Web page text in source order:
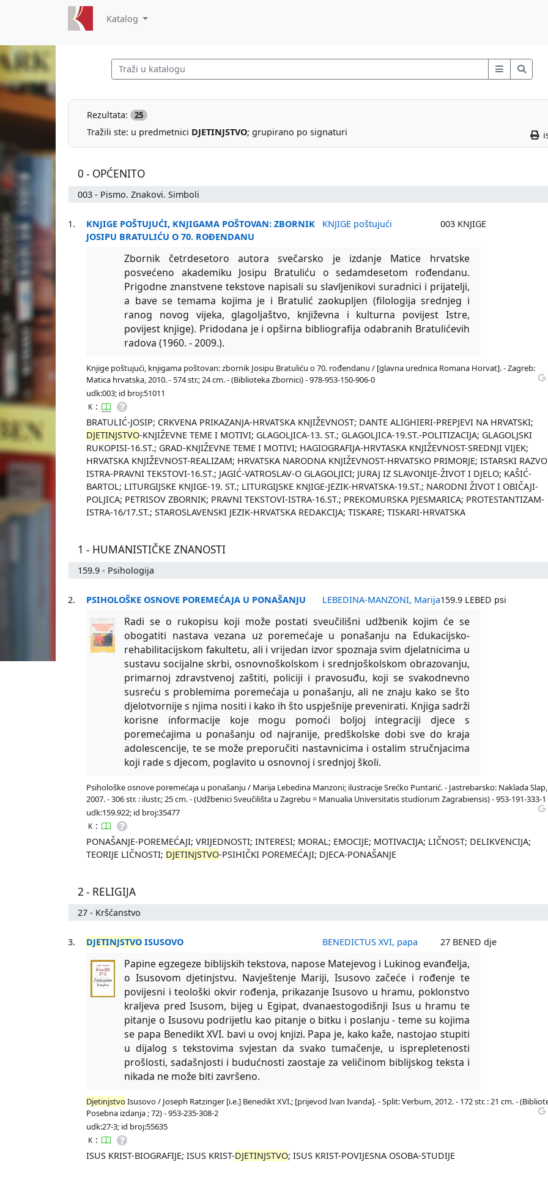
Katalog
Rezultata: 25
Tražili ste: u predmetnici DJETINJSTVO; grupirano po signaturi
0 - OPĆENITO
003 - Pismo. Znakovi. Simboli
1.
KNJIGE POŠTUJUĆI, KNJIGAMA POŠTOVAN: ZBORNIK
JOSIPU BRATULIĆU O 70. ROĐENDANU
KNJIGE poštujući 003 KNJIGE
Zbornik četrdesetoro autora svečarsko je izdanje Matice hrvatske
posvećeno akademiku Josipu Bratuliću o sedamdesetom rođendanu.
Prigodne znanstvene tekstove napisali su slavljenikovi suradnici i prijatelji,
a bave se temama kojima je i Bratulić zaokupljen (filologija srednjeg i
ranog novog vijeka, glagoljaštvo, književna i kulturna povijest Istre,
povijest knjige). Pridodana je i opširna bibliografija odabranih Bratulićevih
radova (1960. - 2009.).
Knjige poštujući, knjigama poštovan: zbornik Josipu Bratuliću o 70. rođendanu / [glavna urednica Romana Horvat]. - Zagreb:
Matica hrvatska, 2010. - 574 str.; 24 cm. - (Biblioteka Zbornici) - 978-953-150-906-0
udk:003; id broj:51011
K :
BRATULIĆ-JOSIP; CRKVENA PRIKAZANJA-HRVATSKA KNJIŽEVNOST; DANTE ALIGHIERI-PREPJEVI NA HRVATSKI;
DJETINJSTVO-KNJIŽEVNE TEME I MOTIVI; GLAGOLJICA-13. ST.; GLAGOLJICA-19.ST.-POLITIZACIJA; GLAGOLJSKI
RUKOPISI-16.ST.; GRAD-KNJIŽEVNE TEME I MOTIVI; HAGIOGRAFIJA-HRVTASKA KNJIŽEVNOST-SREDNJI VIJEK;
HRVATSKA KNJIŽEVNOST-REALIZAM; HRVATSKA NARODNA KNJIŽEVNOST-HRVATSKO PRIMORJE; ISTARSKI
ISTRA-PRAVNI TEKSTOVI-16.ST.; JAGIĆ-VATROSLAV-O GLAGOLJICI; JURAJ IZ SLAVONIJE-ŽIVOT I DJELO; KAŠIĆ-
BARTOL; LITURGIJSKE KNJIGE-19. ST.; LITURGIJSKE KNJIGE-JEZIK-HRVATSKA-19.ST.; NARODNI ŽIVOT I OBIČAJI-
POLJICA; PETRISOV ZBORNIK; PRAVNI TEKSTOVI-ISTRA-16.ST.; PREKOMURSKA PJESMARICA; PROTESTANTIZAM-
ISTRA-16/17.ST.; STAROSLAVENSKI JEZIK-HRVATSKA REDAKCIJA; TISKARE; TISKARI-HRVATSKA
1 - HUMANISTIČKE ZNANOSTI
159.9 - Psihologija
2. PSIHOLOŠKE OSNOVE POREMEĆAJA U PONAŠANJU LEBEDINA-MANZONI, Marija159.9 LEBED psi
Radi se o rukopisu koji može postati sveučilišni udžbenik kojim će se
obogatiti nastava vezana uz poremećaje u ponašanju na Edukacijsko-
rehabilitacijskom fakultetu, ali i vrijedan izvor spoznaja svim djelatnicima u
sustavu socijalne skrbi, osnovnoškolskom i srednjoškolskom obrazovanju,
primarnoj zdravstvenoj zaštiti, policiji i pravosuđu, koji se svakodnevno
susreću s problemima poremećaja u ponašanju, ali ne znaju kako se što
djelotvornije s njima nositi i kako ih što uspješnije prevenirati. Knjiga sadrži
korisne informacije koje mogu pomoći boljoj integraciji djece s
poremećajima u ponašanju od najranije, predškolske dobi sve do kraja
adolescencije, te se može preporučiti nastavnicima i ostalim stručnjacima
koji rade s djecom, poglavito u osnovnoj i srednjoj školi.
Psihološke osnove poremećaja u ponašanju / Marija Lebedina Manzoni; ilustracije Srećko Puntarić. - Jastrebarsko: Naklada Slap,
2007. - 306 str. : ilustr.; 25 cm. - (Udžbenici Sveučilišta u Zagrebu = Manualia Universitatis studiorum Zagrabiensis) - 953-191-333-1
udk:159.922; id broj:35477
K :
PONAŠANJE-POREMEĆAJI; VRIJEDNOSTI; INTERESI; MORAL; EMOCIJE; MOTIVACIJA; LIČNOST; DELIKVENCIJA;
TEORIJE LIČNOSTI; DJETINJSTVO-PSIHIČKI POREMEĆAJI; DJECA-PONAŠANJE
2 - RELIGIJA
27 - Kršćanstvo
3. DJETINJSTVO ISUSOVO BENEDICTUS XVI, papa 27 BENED dje
Papine egzegeze biblijskih tekstova, napose Matejevog i Lukinog evanđelja,
o Isusovom djetinjstvu. Navještenje Mariji, Isusovo začeće i rođenje te
povijesni i teološki okvir rođenja, prikazanje Isusovo u hramu, poklonstvo
kraljeva pred Isusom, bijeg u Egipat, dvanaestogodišnji Isus u hramu te
pitanje o Isusovu podrijetlu kao pitanje o bitku i poslanju - teme su kojima
se papa Benedikt XVI. bavi u ovoj knjizi. Papa je, kako kaže, nastojao stupiti
u dijalog s tekstovima svjestan da svako tumačenje, u isprepletenosti
prošlosti, sadašnjosti i budućnosti zaostaje za veličinom biblijskog teksta i
nikada ne može biti završeno.
DjetinjstvoIsusovo / Joseph Ratzinger [i.e.] Benedikt XVI.; [prijevod Ivan Ivanda]. - Split: Verbum, 2012. - 172 str. : 21 cm. -
Posebna izdanja ; 72) - 953-235-308-2
udk:27-3; id broj:55635
K :
ISUS KRIST-BIOGRAFIJE; ISUS KRIST-DJETINJSTVO; ISUS KRIST-POVIJESNA OSOBA-STUDIJE